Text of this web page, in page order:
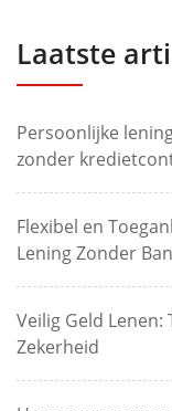
Laatste
Persoonlijke
zonder
Flexibel en
Lening Zonder
Veilig Geld Lenen:
Zekerheid